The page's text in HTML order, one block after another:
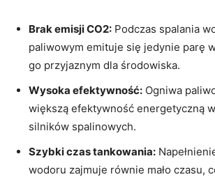
Brak emisji ‍CO2: ⁣Podczas spalania
paliwowym emituje​ się⁤ jedynie parę
go ⁢przyjaznym ‌dla⁣ środowiska.
Wysoka efektywność: Ogniwa
większą efektywność energetyczną
silników spalinowych.
Szybki czas tankowania:
wodoru zajmuje równie mało czasu,⁢